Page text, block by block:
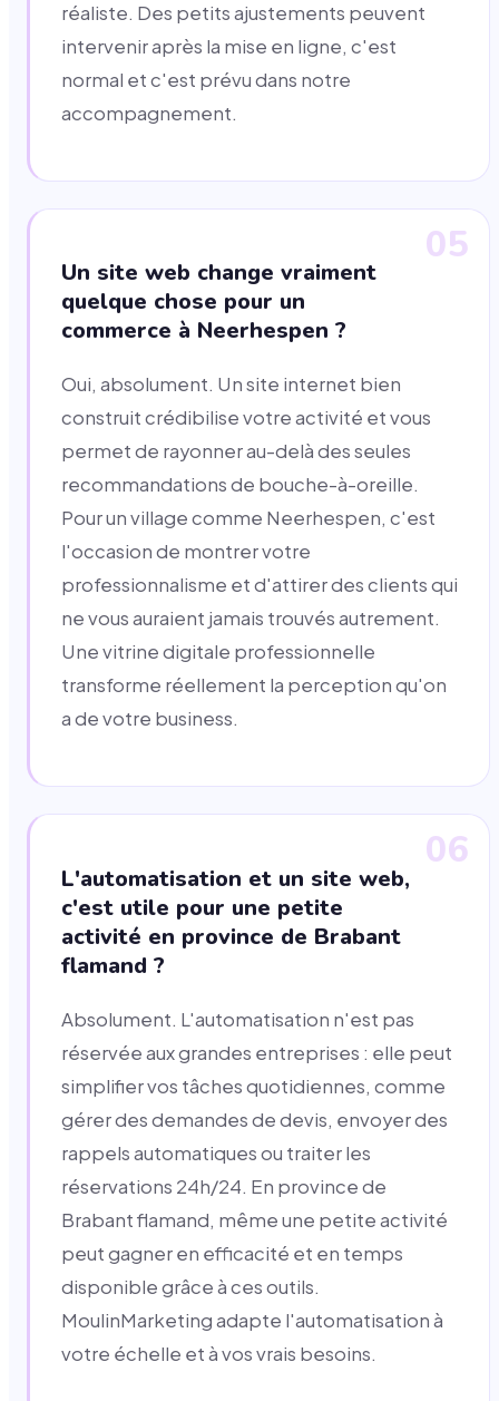
réaliste. Des petits ajustements peuvent
intervenir après la mise en ligne, c'est
normal et c'est prévu dans notre
accompagnement.
05
Un site web change vraiment
quelque chose pour un
commerce à Neerhespen ?
Oui, absolument. Un site internet bien
construit crédibilise votre activité et vous
permet de rayonner au-delà des seules
recommandations de bouche-à-oreille.
Pour un village comme Neerhespen, c'est
l'occasion de montrer votre
professionnalisme et d'attirer des clients qui
ne vous auraient jamais trouvés autrement.
Une vitrine digitale professionnelle
transforme réellement la perception qu'on
a de votre business.
06
L'automatisation et un site web,
c'est utile pour une petite
activité en province de Brabant
flamand ?
Absolument. L'automatisation n'est pas
réservée aux grandes entreprises : elle peut
simplifier vos tâches quotidiennes, comme
gérer des demandes de devis, envoyer des
rappels automatiques ou traiter les
réservations 24h/24. En province de
Brabant flamand, même une petite activité
peut gagner en efficacité et en temps
disponible grâce à ces outils.
MoulinMarketing adapte l'automatisation à
votre échelle et à vos vrais besoins.